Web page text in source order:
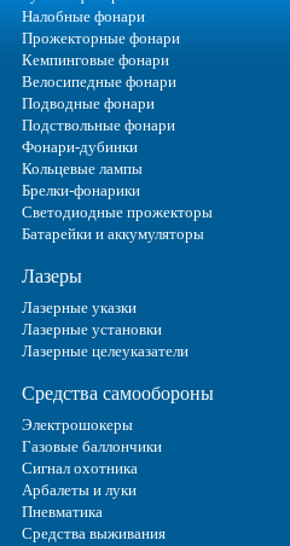
Налобные фонари
Прожекторные фонари
Кемпинговые фонари
Велосипедные фонари
Подводные фонари
Подствольные фонари
Фонари-дубинки
Кольцевые лампы
Брелки-фонарики
Светодиодные прожекторы
Батарейки и аккумуляторы
Лазеры
Лазерные указки
Лазерные установки
Лазерные целеуказатели
Средства самообороны
Электрошокеры
Газовые баллончики
Сигнал охотника
Арбалеты и луки
Пневматика
Средства выживания